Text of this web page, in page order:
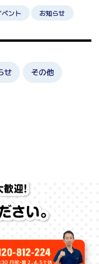
ベント お知らせ
せ その他